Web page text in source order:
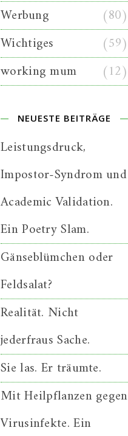
Werbung
(80)
Wichtiges
(59)
working mum
(12)
NEUESTE BEITRÄGE
Leistungsdruck,
Impostor-Syndrom und
Academic Validation.
Ein Poetry Slam.
Gänseblümchen oder
Feldsalat?
Realität. Nicht
jederfraus Sache.
Sie las. Er träumte.
Mit Heilpflanzen gegen
Virusinfekte. Ein